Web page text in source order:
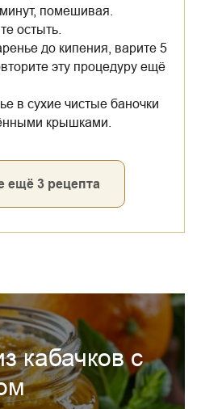
помешивая.
остыть.
до кипения, варите 5
эту процедуру ещё
в сухие чистые баночки
крышками.
ещё 3 рецепта
кабачков с